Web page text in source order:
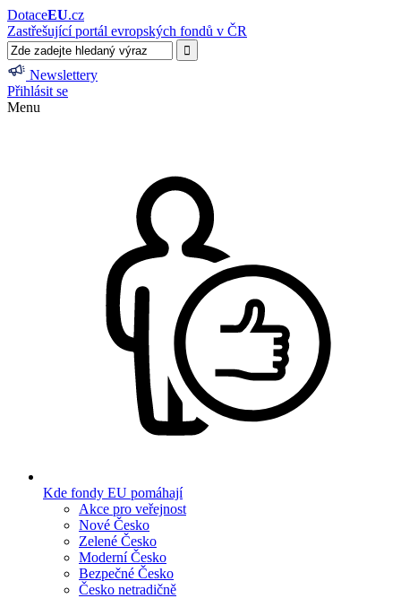
DotaceEU.cz
Zastřešující portál evropských fondů v ČR
Newslettery
Přihlásit se
Menu
Kde fondy EU pomáhají
Akce pro veřejnost
Nové Česko
Zelené Česko
Moderní Česko
Bezpečné Česko
Česko netradičně